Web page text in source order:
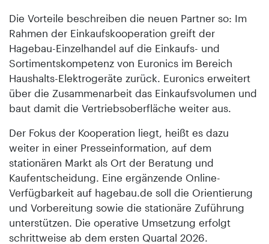
Die Vorteile beschreiben die neuen Partner so: Im
Rahmen der Einkaufskooperation greift der
Hagebau-Einzelhandel auf die Einkaufs- und
Sortimentskompetenz von Euronics im Bereich
Haushalts-Elektrogeräte zurück. Euronics erweitert
über die Zusammenarbeit das Einkaufsvolumen und
baut damit die Vertriebsoberfläche weiter aus.
Der Fokus der Kooperation liegt, heißt es dazu
weiter in einer Presseinformation, auf dem
stationären Markt als Ort der Beratung und
Kaufentscheidung. Eine ergänzende Online-
Verfügbarkeit auf hagebau.de soll die Orientierung
und Vorbereitung sowie die stationäre Zuführung
unterstützen. Die operative Umsetzung erfolgt
schrittweise ab dem ersten Quartal 2026.